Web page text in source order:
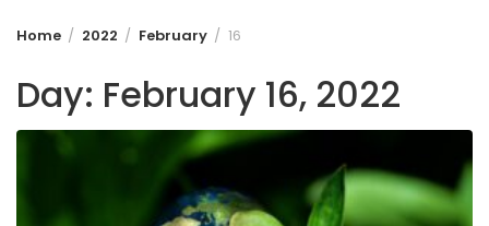
Home 2022 February 16
Day: February 16, 2022